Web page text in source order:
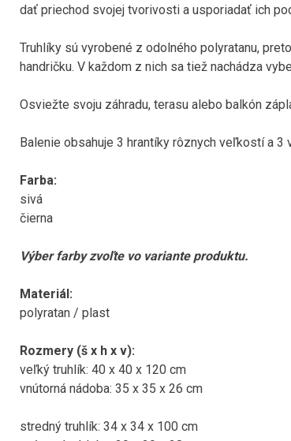
dať priechod svojej tvorivosti a usporiadať ich
Truhlíky sú vyrobené z odolného polyratanu, preto
handričku. V každom z nich sa tiež nachádza
Osviežte svoju záhradu, terasu alebo balkón
Balenie obsahuje 3 hrantíky rôznych veľkostí a 3
Farba:
sivá
čierna
Výber farby zvoľte vo variante produktu.
Materiál:
polyratan / plast
Rozmery (š x h x v):
veľký truhlík: 40 x 40 x 120 cm
vnútorná nádoba: 35 x 35 x 26 cm
stredný truhlík: 34 x 34 x 100 cm